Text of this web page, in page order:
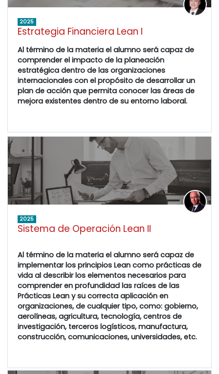
2025
Estrategia Financiera Lean I
Al término de la materia el alumno será capaz de
comprender el impacto de la planeación
estratégica dentro de las organizaciones
internacionales con el propósito de desarrollar un
plan de acción que permita conocer las áreas de
mejora existentes dentro de su entorno laboral.
2025
Sistema de Operación Lean II
Al término de la materia el alumno será capaz de
implementar los principios Lean como prácticas de
vida al describir los elementos necesarios para
comprender en profundidad las raíces de las
Prácticas Lean y su correcta aplicación en
organizaciones, de cualquier tipo, como: gobierno,
aerolíneas, agricultura, tecnología, centros de
investigación, terceros logísticos, manufactura,
construcción, comunicaciones, universidades, etc.